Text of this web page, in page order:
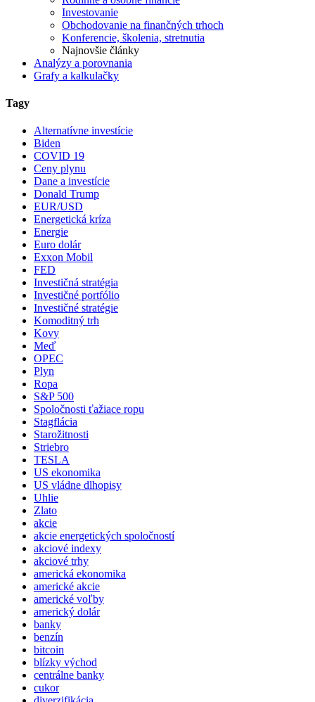
Investovanie
Obchodovanie na finančných trhoch
Konferencie, školenia, stretnutia
Najnovšie články
Analýzy a porovnania
Grafy a kalkulačky
Tagy
Alternatívne investície
Biden
COVID 19
Ceny plynu
Dane a investície
Donald Trump
EUR/USD
Energetická kríza
Energie
Euro dolár
Exxon Mobil
FED
Investičná stratégia
Investičné portfólio
Investičné stratégie
Komoditný trh
Kovy
Meď
OPEC
Plyn
Ropa
S&P 500
Spoločnosti ťažiace ropu
Stagflácia
Starožitnosti
Striebro
TESLA
US ekonomika
US vládne dlhopisy
Uhlie
Zlato
akcie
akcie energetických spoločností
akciové indexy
akciové trhy
americká ekonomika
americké akcie
americké voľby
americký dolár
banky
benzín
bitcoin
blízky východ
centrálne banky
cukor